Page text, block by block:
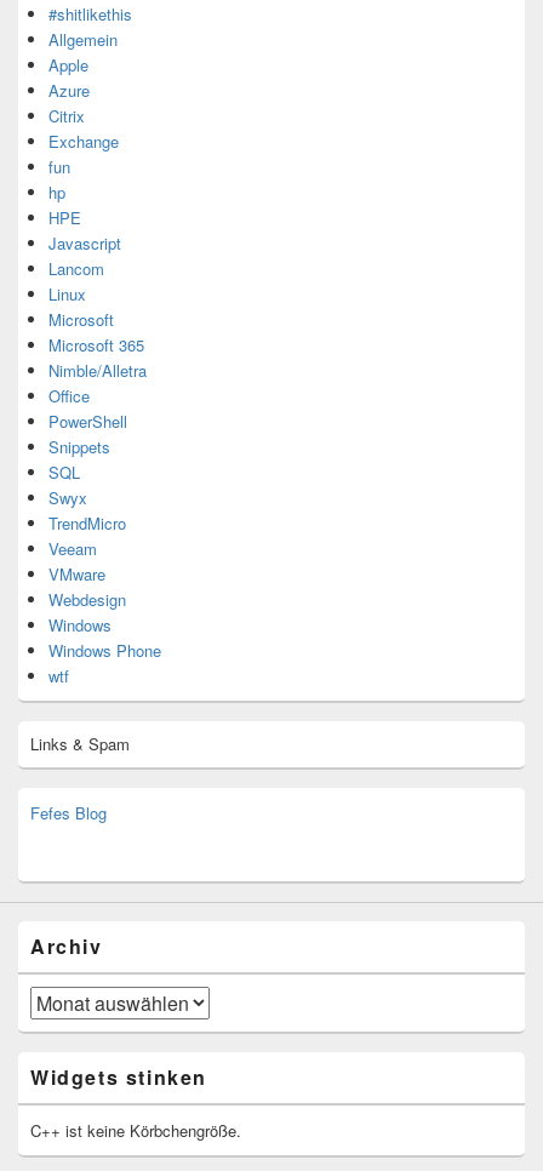
#shitlikethis
Allgemein
Apple
Azure
Citrix
Exchange
fun
hp
HPE
Javascript
Lancom
Linux
Microsoft
Microsoft 365
Nimble/Alletra
Office
PowerShell
Snippets
SQL
Swyx
TrendMicro
Veeam
VMware
Webdesign
Windows
Windows Phone
wtf
Links & Spam
Fefes Blog
Archiv
Archiv
Widgets stinken
C++ ist keine Körbchengröße.